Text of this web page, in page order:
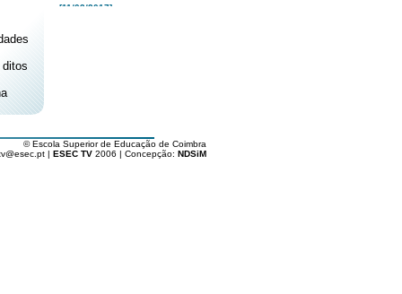
[11/03/2017]
[21/01/2017]
© Escola Superior de Educação de Coimbra
| ESEC TV 2006 | Concepção: NDSiM